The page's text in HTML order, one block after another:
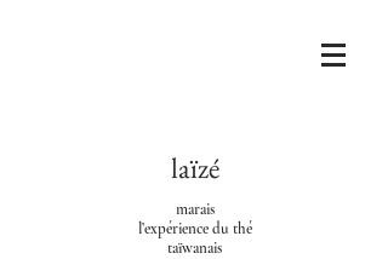
laïzé
marais
l’expérience du thé
taïwanais